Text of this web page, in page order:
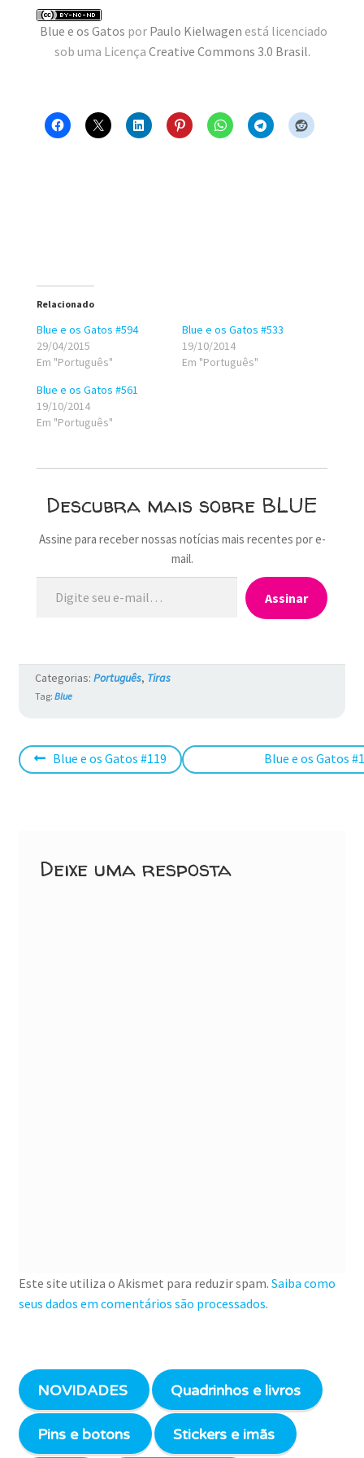
MINHA CONTA
Blue e os Gatos por Paulo Kielwagen está licenciado
sob uma Licença Creative Commons 3.0 Brasil.
Relacionado
Blue e os Gatos #594
29/04/2015
Em "Português"
Blue e os Gatos #533
19/10/2014
Em "Português"
Blue e os Gatos #561
19/10/2014
Em "Português"
Descubra mais sobre BLUE
Assine para receber nossas notícias mais recentes por e-
mail.
Digite seu e-mail…
Assinar
Categorias: Português, Tiras
Tag: Blue
Navegação
Post
Blue e os Gatos #119
Próximo
Blue e os Gatos
Deixe uma resposta
Este site utiliza o Akismet para reduzir spam. Saiba como
seus dados em comentários são processados.
NOVIDADES Quadrinhos e livros
Pins e botons Stickers e imãs